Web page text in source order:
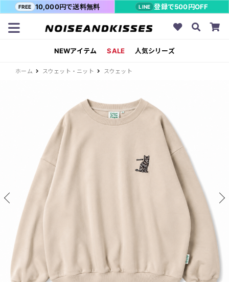
FREE 10,000円で送料無料 LINE 登録で500円OFF
NEWアイテム SALE 人気シリーズ
ホーム スウェット・ニット スウェット